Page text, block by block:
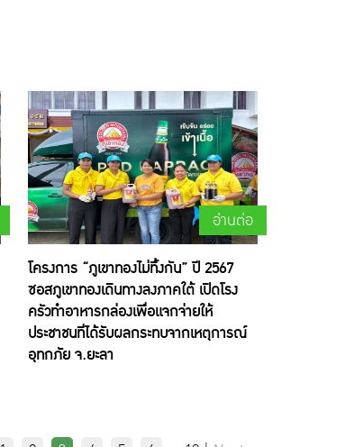
อ่านต่อ
โครงการ “ภูเขาทองไม่ทิ้งกัน” ปี 2567
ซอสภูเขาทองเดินทางลงภาคใต้ เปิดโรง
ครัวทำอาหารกล่องเพื่อแจกจ่ายให้
ประชาชนที่ได้รับผลกระทบจากเหตุการณ์
อุทกภัย จ.ยะลา